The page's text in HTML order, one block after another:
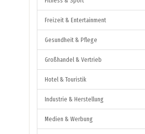
Freizeit & Entertainment
Gesundheit & Pflege
Großhandel & Vertrieb
Hotel & Touristik
Industrie & Herstellung
Medien & Werbung